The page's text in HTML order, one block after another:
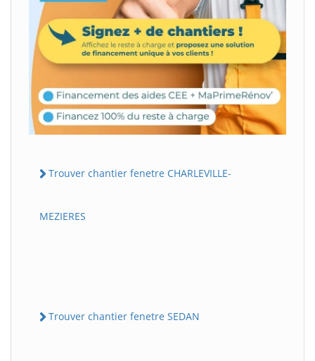
Trouver chantier fenetre CHARLEVILLE-
MEZIERES
Trouver chantier fenetre SEDAN